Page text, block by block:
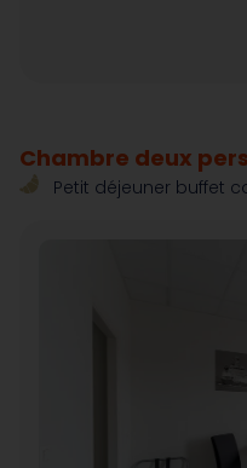
Chambre deux
Petit déjeuner buffet